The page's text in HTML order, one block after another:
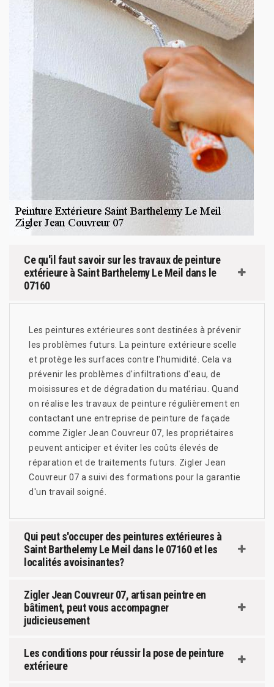
Ce qu'il faut savoir sur les travaux de peinture
extérieure à Saint Barthelemy Le Meil dans le
07160
Les peintures extérieures sont destinées à prévenir
les problèmes futurs. La peinture extérieure scelle
et protège les surfaces contre l'humidité. Cela va
prévenir les problèmes d'infiltrations d'eau, de
moisissures et de dégradation du matériau. Quand
on réalise les travaux de peinture régulièrement en
contactant une entreprise de peinture de façade
comme Zigler Jean Couvreur 07, les propriétaires
peuvent anticiper et éviter les coûts élevés de
réparation et de traitements futurs. Zigler Jean
Couvreur 07 a suivi des formations pour la garantie
d'un travail soigné.
Qui peut s'occuper des peintures extérieures à
Saint Barthelemy Le Meil dans le 07160 et les
localités avoisinantes?
Zigler Jean Couvreur 07, artisan peintre en
bâtiment, peut vous accompagner
judicieusement
Les conditions pour réussir la pose de peinture
extérieure